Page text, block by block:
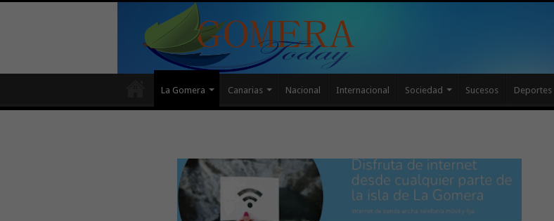
La Gomera Canarias Nacional Internacional Sociedad Sucesos Deportes